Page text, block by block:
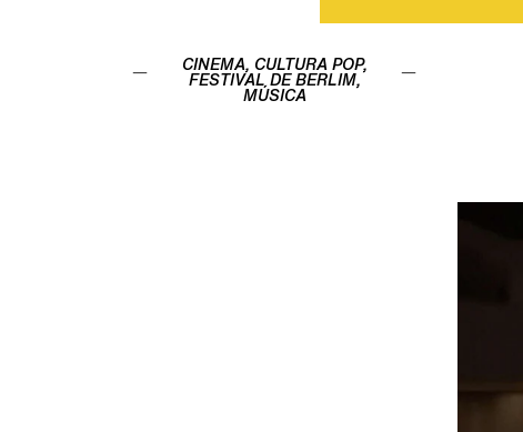
CINEMA, CULTURA POP,
FESTIVAL DE BERLIM,
MÚSICA